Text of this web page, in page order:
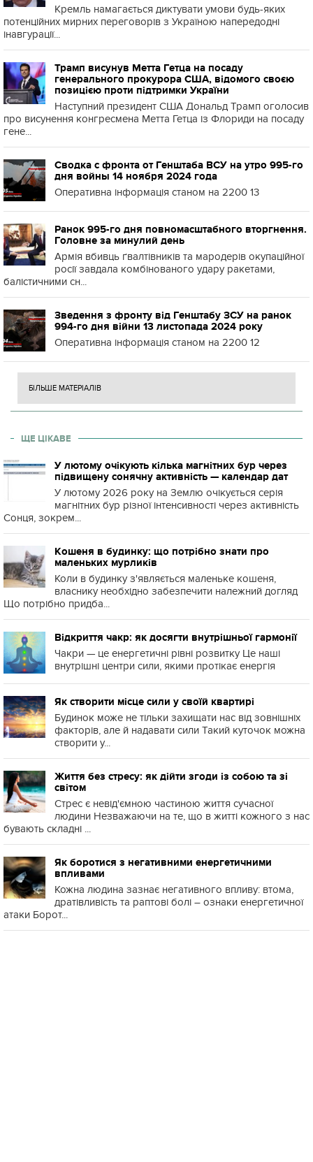
Кремль намагається диктувати умови будь-яких
потенційних мирних переговорів з Україною напередодні
інавгурації...
Трамп висунув Метта Гетца на посаду
генерального прокурора США, відомого своєю
позицією проти підтримки України
Наступний президент США Дональд Трамп оголосив
про висунення конгресмена Метта Гетца із Флориди на посаду
гене...
Сводка с фронта от Генштаба ВСУ на утро 995-го
дня войны 14 ноября 2024 года
Оперативна інформація станом на 2200 13
Ранок 995-го дня повномасштабного вторгнення.
Головне за минулий день
Армія вбивць ґвалтівників та мародерів окупаційної
росії завдала комбінованого удару ракетами,
балістичними сн...
Зведення з фронту від Генштабу ЗСУ на ранок
994-го дня війни 13 листопада 2024 року
Оперативна інформація станом на 2200 12
БІЛЬШЕ МАТЕРІАЛІВ
ЩЕ ЦІКАВЕ
У лютому очікують кілька магнітних бур через
підвищену сонячну активність — календар дат
У лютому 2026 року на Землю очікується серія
магнітних бур різної інтенсивності через активність
Сонця, зокрем...
Кошеня в будинку: що потрібно знати про
маленьких мурликів
Коли в будинку з'являється маленьке кошеня,
власнику необхідно забезпечити належний догляд
Що потрібно придба...
Відкриття чакр: як досягти внутрішньої гармонії
Чакри — це енергетичні рівні розвитку Це наші
внутрішні центри сили, якими протікає енергія
Як створити місце сили у своїй квартирі
Будинок може не тільки захищати нас від зовнішніх
факторів, але й надавати сили Такий куточок можна
створити у...
Життя без стресу: як дійти згоди із собою та зі
світом
Стрес є невід'ємною частиною життя сучасної
людини Незважаючи на те, що в житті кожного з нас
бувають складні ...
Як боротися з негативними енергетичними
впливами
Кожна людина зазнає негативного впливу: втома,
дратівливість та раптові болі – ознаки енергетичної
атаки Борот...